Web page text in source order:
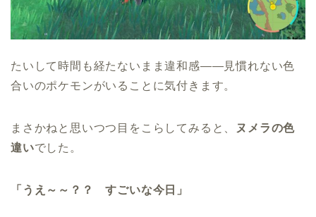
たいして時間も経たないまま違和感――見慣れない色
合いのポケモンがいることに気付きます。
まさかねと思いつつ目をこらしてみると、
ヌメラの色
違いでした。
「うえ～～？？ すごいな今日」